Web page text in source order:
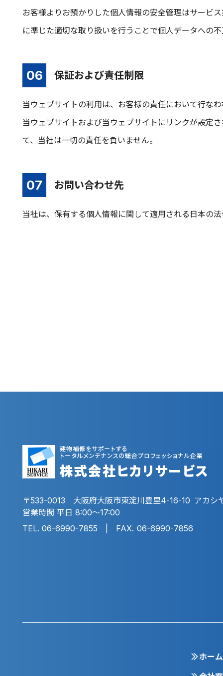
お客様よりお預かりした個人情報の安全管理はサービ
に準じた適切な取り扱いを行うことで個人データへの
保証および責任制限
当ウェブサイトの利用は、お客様の責任において行な
当ウェブサイトおよび当ウェブサイトにリンクが設定
て、当社は一切の責任を負いません。
お問い合わせ先
当社は、保有する個人情報に関して適用される日本の
533-0013 大阪府大阪市東淀川豊里4-16-10 アカシ
営業時間 平日 8:00～17:00
06-6990-7855
06-6990-7856
ホーム